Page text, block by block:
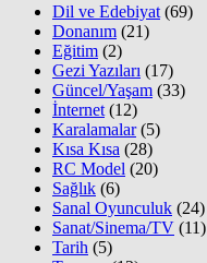
Dil ve Edebiyat (69)
Donanım (21)
Eğitim (2)
Gezi Yazıları (17)
Güncel/Yaşam (33)
İnternet (12)
Karalamalar(5)
Kısa Kısa (28)
RC Model (20)
Sağlık (6)
Sanal Oyunculuk (24)
Sanat/Sinema/TV (11)
Tarih (5)